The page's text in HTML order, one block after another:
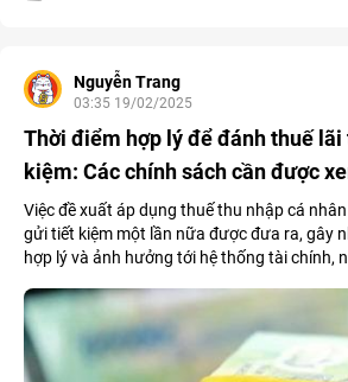
Nguyễn Trang
03:35 19/02/2025
Thời điểm hợp lý để đánh thuế
kiệm: Các chính sách cần được
Việc đề xuất áp dụng thuế thu nhập cá
gửi tiết kiệm một lần nữa được đưa ra, gây
hợp lý và ảnh hưởng tới hệ thống tài chính,